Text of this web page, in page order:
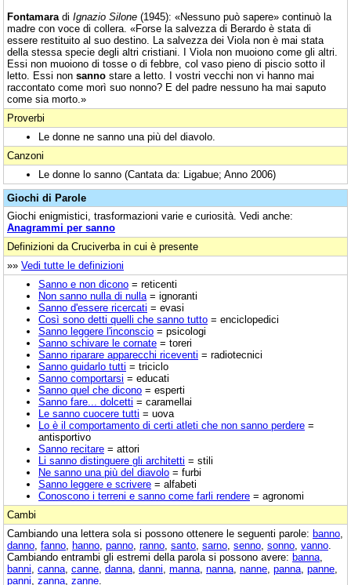
Fontamara di Ignazio Silone (1945): «Nessuno può sapere» continuò la
madre con voce di collera. «Forse la salvezza di Berardo è stata di
essere restituito al suo destino. La salvezza dei Viola non è mai stata
della stessa specie degli altri cristiani. I Viola non muoiono come gli altri.
Essi non muoiono di tosse o di febbre, col vaso pieno di piscio sotto il
letto. Essi non sanno stare a letto. I vostri vecchi non vi hanno mai
raccontato come morì suo nonno? E del padre nessuno ha mai saputo
come sia morto.»
Proverbi
Le donne ne sanno una più del diavolo.
Canzoni
Le donne lo sanno (Cantata da: Ligabue; Anno 2006)
Giochi di Parole
Giochi enigmistici, trasformazioni varie e curiosità. Vedi anche:
Anagrammi per sanno
Definizioni da Cruciverba in cui è presente
»» Vedi tutte le definizioni
Sanno e non dicono = reticenti
Non sanno nulla di nulla = ignoranti
Sanno d'essere ricercati = evasi
Così sono detti quelli che sanno tutto = enciclopedici
Sanno leggere l'inconscio = psicologi
Sanno schivare le cornate = toreri
Sanno riparare apparecchi riceventi = radiotecnici
Sanno guidarlo tutti = triciclo
Sanno comportarsi = educati
Sanno quel che dicono = esperti
Sanno fare... dolcetti = caramellai
Le sanno cuocere tutti = uova
Lo è il comportamento di certi atleti che non sanno perdere =
antisportivo
Sanno recitare = attori
Li sanno distinguere gli architetti = stili
Ne sanno una più del diavolo = furbi
Sanno leggere e scrivere = alfabeti
Conoscono i terreni e sanno come farli rendere = agronomi
Cambi
Cambiando una lettera sola si possono ottenere le seguenti parole: banno
danno fanno hanno panno ranno santo sarno senno sonno vanno
Cambiando entrambi gli estremi della parola si possono avere: banna
banni canna canne danna danni manna nanna nanne panna panne
panni zanna zanne